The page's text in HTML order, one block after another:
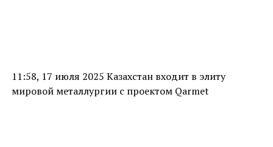
11:58, 17 июля 2025 Казахстан входит в элиту
мировой металлургии с проектом Qarmet